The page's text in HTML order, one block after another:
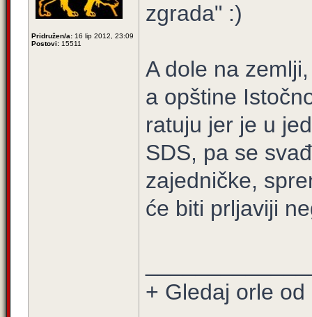
Pridružen/a: 16 lip 2012, 23:09
Postovi: 15511
zgrada" :)
A dole na
a opštine
ratuju jer je u
SDS, pa se
zajedničke,
će biti prljaviji
+ Gledaj orle